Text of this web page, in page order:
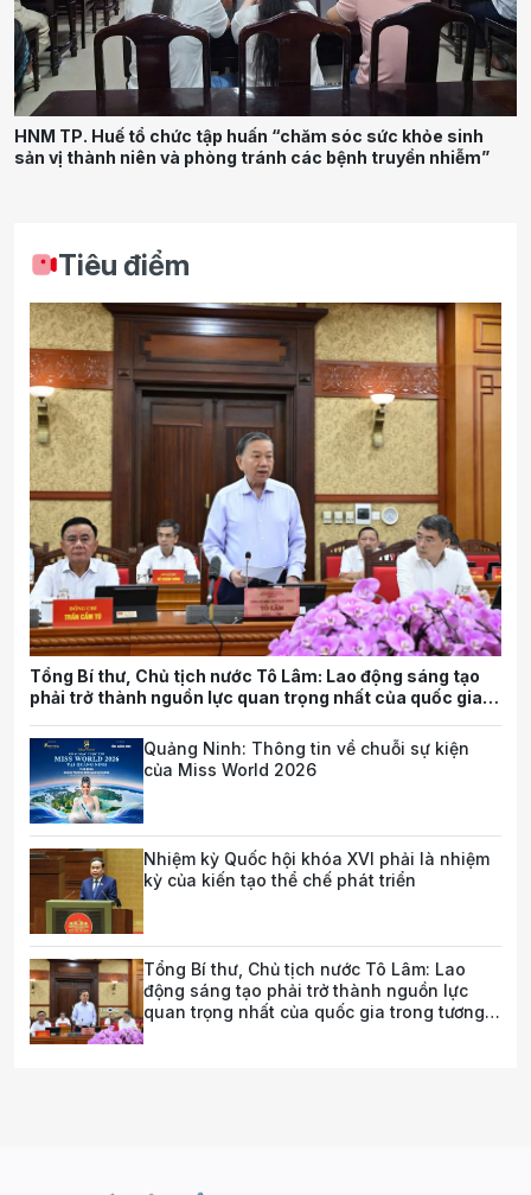
HNM TP. Huế tổ chức tập huấn “chăm sóc sức khỏe sinh
sản vị thành niên và phòng tránh các bệnh truyền nhiễm”
Tiêu điểm
Tổng Bí thư, Chủ tịch nước Tô Lâm: Lao động sáng tạo
phải trở thành nguồn lực quan trọng nhất của quốc gia
Quảng Ninh: Thông tin về chuỗi sự kiện
của Miss World 2026
Nhiệm kỳ Quốc hội khóa XVI phải là nhiệm
kỳ của kiến tạo thể chế phát triển
Tổng Bí thư, Chủ tịch nước Tô Lâm: Lao
động sáng tạo phải trở thành nguồn lực
quan trọng nhất của quốc gia trong tương